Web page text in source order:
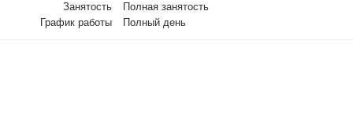
Занятость
Полная занятость
График работы
Полный день